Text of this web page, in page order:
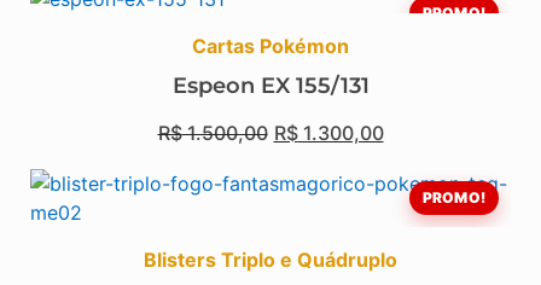
PROMO!
Cartas Pokémon
Espeon EX 155/131
R$1.500,00 R$1.300,00
PROMO!
Blisters Triplo e Quádruplo